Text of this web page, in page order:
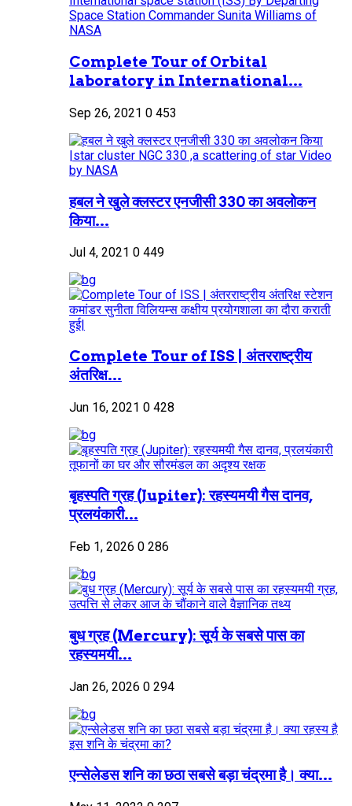
Complete Tour of Orbital
laboratory in International...
Sep 26, 2021 0 453
हबल ने खुले क्लस्टर एनजीसी 330 का अवलोकन
किया...
Jul 4, 2021 0 449
Complete Tour of ISS | अंतरराष्ट्रीय
अंतरिक्ष...
Jun 16, 2021 0 428
बृहस्पति ग्रह (Jupiter): रहस्यमयी गैस दानव,
प्रलयंकारी...
Feb 1, 2026 0 286
बुध ग्रह (Mercury): सूर्य के सबसे पास का
रहस्यमयी...
Jan 26, 2026 0 294
एन्सेलेडस शनि का छठा सबसे बड़ा चंद्रमा है। क्या...